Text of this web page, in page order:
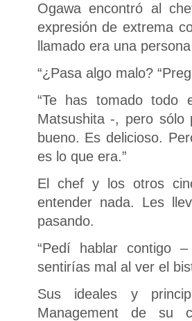
Ogawa encontró al
expresión de extrema
llamado era una
“¿Pasa algo malo?
“Te has tomado todo
Matsushita -, pero
bueno. Es delicioso.
es lo que era.”
El chef y los otros
entender nada. Les
pasando.
“Pedí hablar contigo
sentirías mal al ver el
Sus ideales y
Management de su